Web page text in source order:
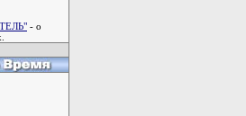
- о